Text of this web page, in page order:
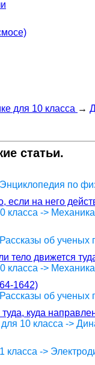
для 10 класса →
статьи.
по
если на него
класса -> Механика
об ученых
тело движется
класса -> Механика
1642)
об ученых
туда, куда
10 класса ->
класса ->